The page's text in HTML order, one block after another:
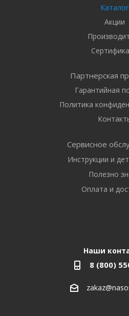
Каталог
Акции
Партнерская
Гарантийная
Политика
Сервисное
Инструкции и
Полезно
Оплата и
Наши
8 (800)